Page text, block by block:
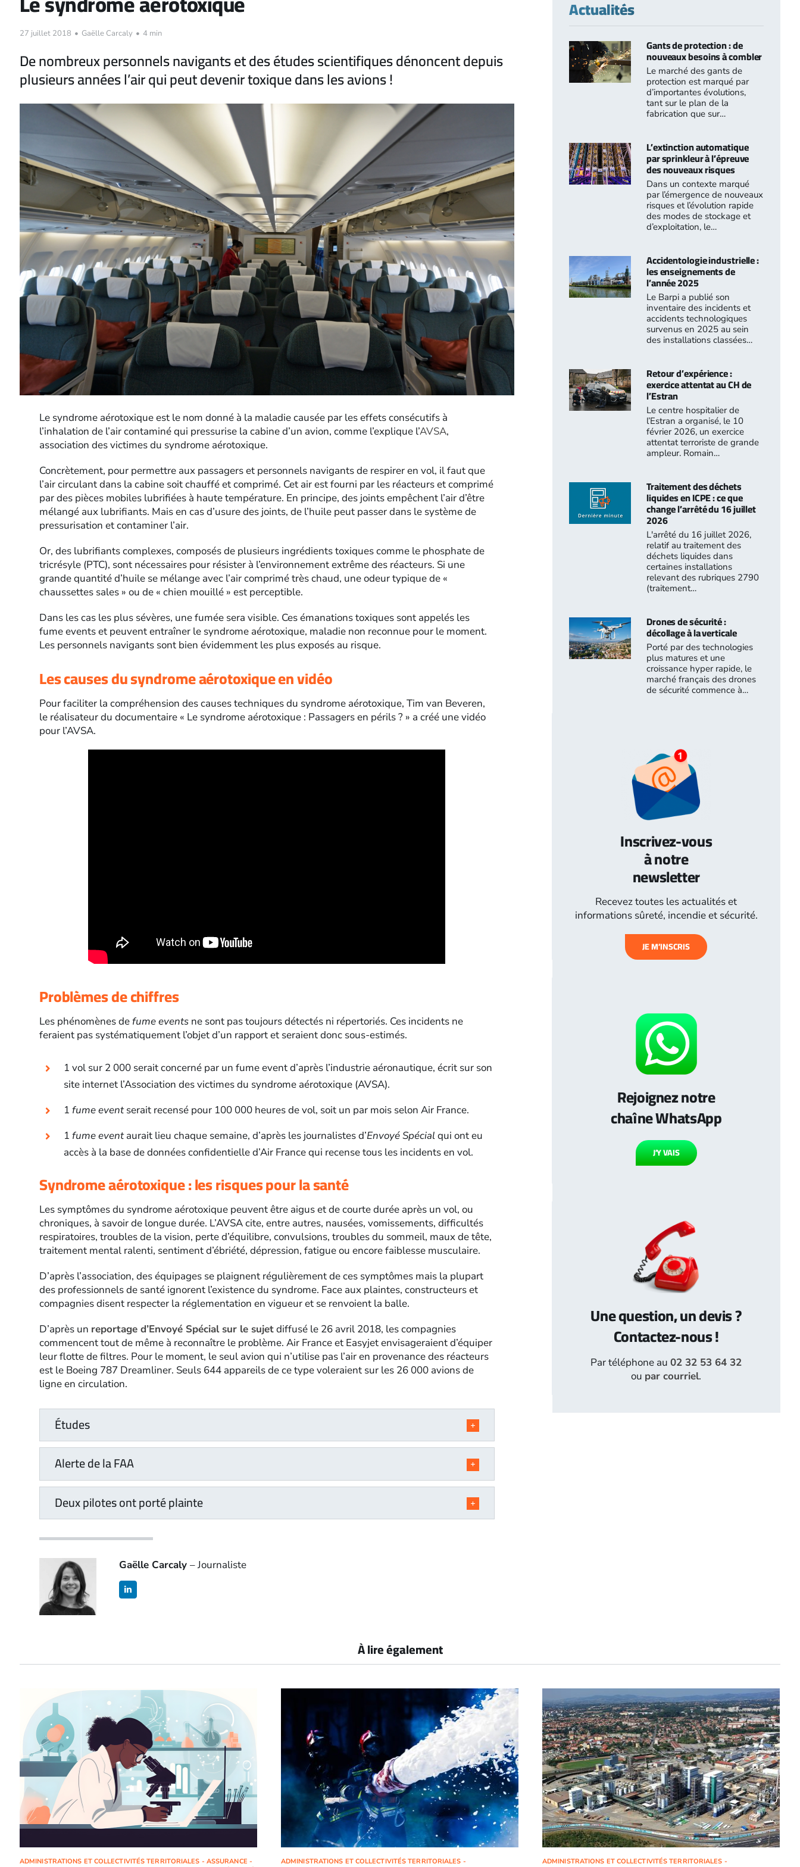
27 juillet 2018 • Gaëlle Carcaly • 4 min
De nombreux personnels navigants et des études scientifiques dénoncent depuis
plusieurs années l’air qui peut devenir toxique dans les avions !
Le syndrome aérotoxique est le nom donné à la maladie causée par les effets consécutifs à
l’inhalation de l’air contaminé qui pressurise la cabine d’un avion, comme l’explique l’AVSA,
association des victimes du syndrome aérotoxique.
Concrètement, pour permettre aux passagers et personnels navigants de respirer en vol, il faut que
l’air circulant dans la cabine soit chauffé et comprimé. Cet air est fourni par les réacteurs et comprimé
par des pièces mobiles lubrifiées à haute température. En principe, des joints empêchent l’air d’être
mélangé aux lubrifiants. Mais en cas d’usure des joints, de l’huile peut passer dans le système de
pressurisation et contaminer l’air.
Or, des lubrifiants complexes, composés de plusieurs ingrédients toxiques comme le phosphate de
tricrésyle (PTC), sont nécessaires pour résister à l’environnement extrême des réacteurs. Si une
grande quantité d’huile se mélange avec l’air comprimé très chaud, une odeur typique de «
chaussettes sales » ou de « chien mouillé » est perceptible.
Dans les cas les plus sévères, une fumée sera visible. Ces émanations toxiques sont appelés les
fume events et peuvent entraîner le syndrome aérotoxique, maladie non reconnue pour le moment.
Les personnels navigants sont bien évidemment les plus exposés au risque.
Les causes du syndrome aérotoxique en vidéo
Pour faciliter la compréhension des causes techniques du syndrome aérotoxique, Tim van Beveren,
le réalisateur du documentaire « Le syndrome aérotoxique : Passagers en périls ? » a créé une vidéo
pour l’AVSA.
Problèmes de chiffres
Les phénomènes defume eventsne sont pas toujours détectés ni répertoriés. Ces incidents ne
feraient pas systématiquement l’objet d’un rapport et seraient donc sous-estimés.
1 vol sur 2 000 serait concerné par un fume event d’après l’industrie aéronautique, écrit sur son
site internet l’Association des victimes du syndrome aérotoxique (AVSA).
1 fume eventserait recensé pour 100 000 heures de vol, soit un par mois selon Air France.
1 fume eventaurait lieu chaque semaine, d’après les journalistes d’Envoyé Spécialqui ont eu
accès à la base de données confidentielle d’Air France qui recense tous les incidents en vol.
Syndrome aérotoxique : les risques pour la santé
Les symptômes du syndrome aérotoxique peuvent être aigus et de courte durée après un vol, ou
chroniques, à savoir de longue durée. L’AVSA cite, entre autres, nausées, vomissements, difficultés
respiratoires, troubles de la vision, perte d’équilibre, convulsions, troubles du sommeil, maux de tête,
traitement mental ralenti, sentiment d’ébriété, dépression, fatigue ou encore faiblesse musculaire.
D’après l’association, des équipages se plaignent régulièrement de ces symptômes mais la plupart
des professionnels de santé ignorent l’existence du syndrome. Face aux plaintes, constructeurs et
compagnies disent respecter la réglementation en vigueur et se renvoient la balle.
D’après un reportage d’Envoyé Spécial sur le sujetdiffusé le 26 avril 2018, les compagnies
commencent tout de même à reconnaître le problème. Air France et Easyjet envisageraient d’équiper
leur flotte de filtres. Pour le moment, le seul avion qui n’utilise pas l’air en provenance des réacteurs
est le Boeing 787 Dreamliner. Seuls 644 appareils de ce type voleraient sur les 26 000 avions de
ligne en circulation.
Études
Alerte de la FAA
Deux pilotes ont porté plainte
Gaëlle Carcaly – Journaliste
Actualités
Gants de protection : de
nouveaux besoins à combler
Le marché des gants de
protection est marqué par
d’importantes évolutions,
tant sur le plan de la
fabrication que sur…
L’extinction automatique
par sprinkleur à l’épreuve
des nouveaux risques
Dans un contexte marqué
par l’émergence de nouveaux
risques et l’évolution rapide
des modes de stockage et
d’exploitation, le…
Accidentologie industrielle :
les enseignements de
l’année 2025
Le Barpi a publié son
inventaire des incidents et
accidents technologiques
survenus en 2025 au sein
des installations classées…
Retour d’expérience :
exercice attentat au CH de
l’Estran
Le centre hospitalier de
l’Estran a organisé, le 10
février 2026, un exercice
attentat terroriste de grande
ampleur. Romain…
Traitement des déchets
liquides en ICPE : ce que
change l’arrêté du 16 juillet
2026
L'arrêté du 16 juillet 2026,
relatif au traitement des
déchets liquides dans
certaines installations
relevant des rubriques 2790
(traitement…
Drones de sécurité :
décollage à la verticale
Porté par des technologies
plus matures et une
croissance hyper rapide, le
marché français des drones
de sécurité commence à…
Inscrivez-vous
à notre
newsletter
Recevez toutes les actualités et
informations sûreté, incendie et sécurité.
JE M’INSCRIS
Rejoignez notre
chaîne WhatsApp
J’Y VAIS
Une question, un devis ?
Contactez-nous !
Par téléphone au02 32 53 64 32
ou par courriel.
À lire également
ADMINISTRATIONS ET COLLECTIVITÉS TERRITORIALES - ASSURANCE -
ADMINISTRATIONS ET COLLECTIVITÉS TERRITORIALES -
ADMINISTRATIONS ET COLLECTIVITÉS TERRITORIALES -